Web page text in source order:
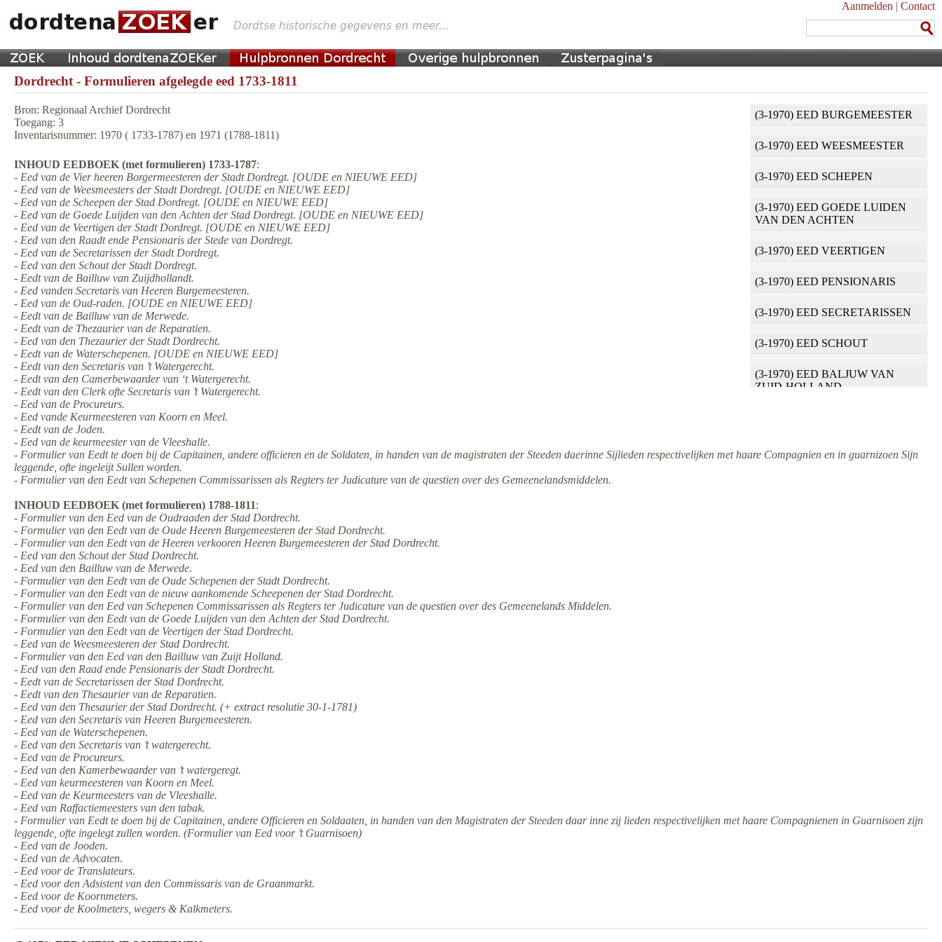
Aanmelden | Contact
Dordrecht - Formulieren afgelegde eed 1733-1811
(3-1970) EED BURGEMEESTER
(3-1970) EED WEESMEESTER
(3-1970) EED SCHEPEN
(3-1970) EED GOEDE LUIDEN
VAN DEN ACHTEN
(3-1970) EED VEERTIGEN
(3-1970) EED PENSIONARIS
(3-1970) EED SECRETARISSEN
(3-1970) EED SCHOUT
(3-1970) EED BALJUW VAN
ZUID-HOLLAND
(3-1970) EED OUDRAAD
(3-1970) EED KEURMEESTERS
Bron: Regionaal Archief Dordrecht
Toegang: 3
Inventarisnummer: 1970 ( 1733-1787) en 1971 (1788-1811)
INHOUD EEDBOEK (met formulieren) 1733-1787:
- Eed van de Vier heeren Borgermeesteren der Stadt Dordregt. [OUDE en NIEUWE EED]
- Eed van de Weesmeesters der Stadt Dordregt. [OUDE en NIEUWE EED]
- Eed van de Scheepen der Stad Dordregt. [OUDE en NIEUWE EED]
- Eed van de Goede Luijden van den Achten der Stad Dordregt. [OUDE en NIEUWE EED]
- Eed van de Veertigen der Stadt Dordregt. [OUDE en NIEUWE EED]
- Eed van den Raadt ende Pensionaris der Stede van Dordregt.
- Eed van de Secretarissen der Stadt Dordregt.
- Eed van den Schout der Stadt Dordregt.
- Eedt van de Bailluw van Zuijdhollandt.
- Eed vanden Secretaris van Heeren Burgemeesteren.
- Eed van de Oud-raden. [OUDE en NIEUWE EED]
- Eedt van de Bailluw van de Merwede.
- Eedt van de Thezaurier van de Reparatien.
- Eed van den Thezaurier der Stadt Dordrecht.
- Eedt van de Waterschepenen. [OUDE en NIEUWE EED]
- Eedt van den Secretaris van ’t Watergerecht.
- Eedt van den Camerbewaarder van ‘t Watergerecht.
- Eedt van den Clerk ofte Secretaris van ’t Watergerecht.
- Eed van de Procureurs.
- Eed vande Keurmeesteren van Koorn en Meel.
- Eedt van de Joden.
- Eed van de keurmeester van de Vleeshalle.
- Formulier van Eedt te doen bij de Capitainen, andere officieren en de Soldaten, in handen van de magistraten der Steeden daerinne Sijlieden respectivelijken met haare Compagnien en in guarnizoen Sijn
leggende, ofte ingeleijt Sullen worden.
- Formulier van den Eedt van Schepenen Commissarissen als Regters ter Judicature van de questien over des Gemeenelandsmiddelen.
INHOUD EEDBOEK (met formulieren) 1788-1811:
- Formulier van den Eed van de Oudraaden der Stad Dordrecht.
- Formulier van den Eedt van de Oude Heeren Burgemeesteren der Stad Dordrecht.
- Formulier van den Eedt van de Heeren verkooren Heeren Burgemeesteren der Stad Dordrecht.
- Eed van den Schout der Stad Dordrecht.
- Eed van den Bailluw van de Merwede.
- Formulier van den Eedt van de Oude Schepenen der Stadt Dordrecht.
- Formulier van den Eedt van de nieuw aankomende Scheepenen der Stad Dordrecht.
- Formulier van den Eed van Schepenen Commissarissen als Regters ter Judicature van de questien over des Gemeenelands Middelen.
- Formulier van den Eedt van de Goede Luijden van den Achten der Stad Dordrecht.
- Formulier van den Eedt van de Veertigen der Stad Dordrecht.
- Eed van de Weesmeesteren der Stad Dordrecht.
- Formulier van den Eed van den Bailluw van Zuijt Holland.
- Eed van den Raad ende Pensionaris der Stadt Dordrecht.
- Eedt van de Secretarissen der Stad Dordrecht.
- Eedt van den Thesaurier van de Reparatien.
- Eed van den Thesaurier der Stad Dordrecht. (+ extract resolutie 30-1-1781)
- Eed van den Secretaris van Heeren Burgemeesteren.
- Eed van de Waterschepenen.
- Eed van den Secretaris van ’t watergerecht.
- Eed van de Procureurs.
- Eed van den Kamerbewaarder van ’t watergeregt.
- Eed van keurmeesteren van Koorn en Meel.
- Eed van de Keurmeesters van de Vleeshalle.
- Eed van Raffactiemeesters van den tabak.
- Formulier van Eedt te doen bij de Capitainen, andere Officieren en Soldaaten, in handen van den Magistraten der Steeden daar inne zij lieden respectivelijken met haare Compagnienen in Guarnisoen zijn
leggende, ofte ingelegt zullen worden. (Formulier van Eed voor ’t Guarnisoen)
- Eed van de Jooden.
- Eed van de Advocaten.
- Eed voor de Translateurs.
- Eed voor den Adsistent van den Commissaris van de Graanmarkt.
- Eed voor de Koornmeters.
- Eed voor de Koolmeters, wegers & Kalkmeters.